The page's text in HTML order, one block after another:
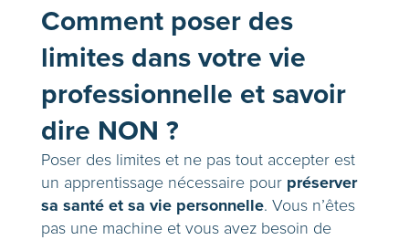
Comment poser des
limites dans votre vie
professionnelle et savoir
dire NON ?
Poser des limites et ne pas tout accepter est
un apprentissage nécessaire pour préserver
sa santé et sa vie personnelle. Vous n’êtes
pas une machine et vous avez besoin de